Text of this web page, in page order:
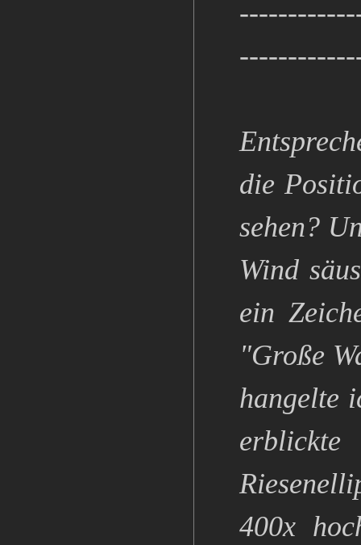
die
sehen?
Wind
ein
"Große
hangelte
400x